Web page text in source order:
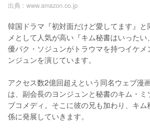
出典 : www.amazon.co.jp
韓国ドラマ『初対面だけど愛してます』と
メとして人気が高い『キム秘書はいった
優パク・ソジュンがトラウマを持つイケメ
ンジュンを演じています。
アクセス数2億回超えという同名ウェブ漫
は、副会長のヨンジュンと秘書のキム・ミ
ブコメディ。そこに彼の兄も加わり、キ
係に発展していきます。